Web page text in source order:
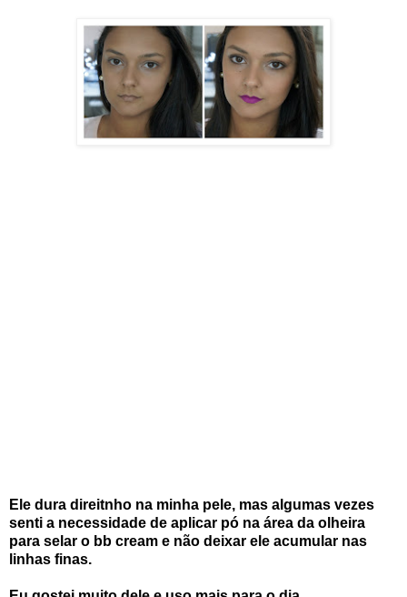
Ele dura direitnho na minha pele, mas algumas vezes
senti a necessidade de aplicar pó na área da olheira
para selar o bb cream e não deixar ele acumular nas
linhas finas.